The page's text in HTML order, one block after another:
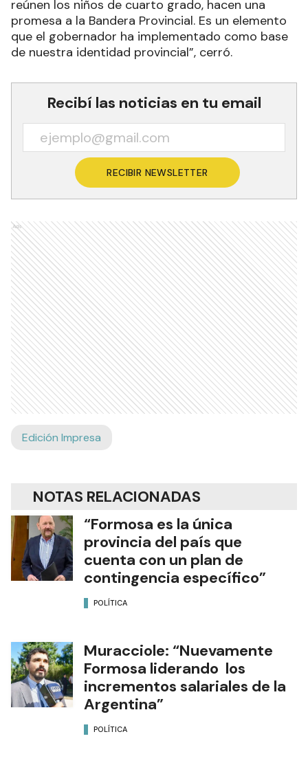
reúnen los niños de cuarto grado, hacen una
promesa a la Bandera Provincial. Es un elemento
que el gobernador ha implementado como base
de nuestra identidad provincial”, cerró.
Recibí las noticias en tu email
RECIBIR NEWSLETTER
Ads
Edición Impresa
NOTAS RELACIONADAS
“Formosa es la única
provincia del país que
cuenta con un plan de
contingencia específico”
POLÍTICA
Muracciole: “Nuevamente
Formosa liderando los
incrementos salariales de la
Argentina”
POLÍTICA